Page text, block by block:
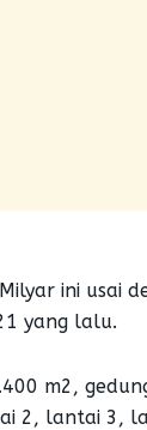
ini usai
yang lalu.
m2,
2, lantai 3,